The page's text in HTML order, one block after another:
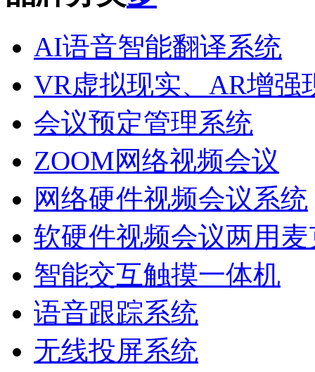
AI语音智能翻译系统
VR虚拟现实、AR增强
会议预定管理系统
ZOOM网络视频会议
网络硬件视频会议系统
软硬件视频会议两用麦
智能交互触摸一体机
语音跟踪系统
无线投屏系统